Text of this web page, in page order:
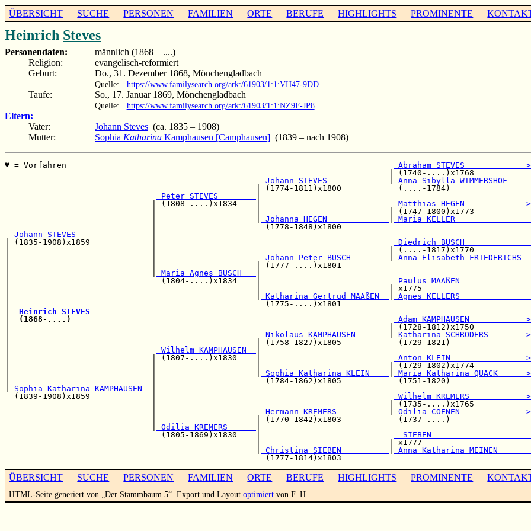
ÜBERSICHT SUCHE PERSONEN FAMILIEN ORTE BERUFE HIGHLIGHTS PROMINENTE
Heinrich Steves
Personendaten:
männlich (1868 – ....)
Religion:
evangelisch-reformiert
Geburt:
Do., 31. Dezember 1868, Mönchengladbach
Quelle: https://www.familysearch.org/ark:/61903/1:1:VH47-9DD
Taufe: So., 17. Januar 1869, Mönchengladbach
Quelle: https://www.familysearch.org/ark:/61903/1:1:NZ9F-JP8
Eltern:
Vater:
Johann Steves (ca. 1835 – 1908)
Mutter:
Sophia Katharina Kamphausen [Camphausen] (1839 – nach 1908)
♥ = Vorfahren
Abraham STEVES             >
                                                                                 | (1740-....)x1768
Johann STEVES
Anna Sibylla WIMMERSHOF
                                                     | (1774-1811)x1800            (....-1784)
Peter STEVES
                               | (1808-....)x1834    |
Matthias HEGEN             >
                               |                     |                           | (1747-1800)x1773
Johanna HEGEN
Maria KELLER
                               |                       (1778-1848)x1800
Johann STEVES
| (1835-1908)x1859             |
Diedrich BUSCH
|                              |                                                 | (....-1817)x1770
Johann Peter BUSCH
Anna Elisabeth FRIEDERICHS
|                              |                     | (1777-....)x1801
Maria Agnes BUSCH
|                                (1804-....)x1834    |
Paulus MAAßEN
|                                                    |                           | x1775
Katharina Gertrud MAAßEN
Agnes KELLERS
|                                                      (1775-....)x1801
|--Heinrich STEVES
(1868-....) Adam KAMPHAUSEN            >
|                                                                                | (1728-1812)x1750
Nikolaus KAMPHAUSEN Katharina SCHRÖDERS        >
|                                                    | (1758-1827)x1805            (1729-1821)
Wilhelm KAMPHAUSEN
|                              | (1807-....)x1830    |
Anton KLEIN                >
|                              |                     |                           | (1729-1802)x1774
Sophia Katharina KLEIN Maria Katharina QUACK      >
|                              |                       (1784-1862)x1805            (1751-1820)
Sophia Katharina KAMPHAUSEN
  (1839-1908)x1859             |
Wilhelm KREMERS            >
                               |                                                 | (1735-....)x1765
Hermann KREMERS Odilia COENEN              >
                               |                     | (1770-1842)x1803            (1737-....)
Odilia KREMERS
                                 (1805-1869)x1830    |
  SIEBEN
                                                     |                           | x1777
Christina SIEBEN
Anna Katharina MEINEN
ÜBERSICHT SUCHE PERSONEN FAMILIEN ORTE BERUFE HIGHLIGHTS PROMINENTE
HTML-Seite generiert von „Der Stammbaum 5“. Export und Layoutoptimiert von F. H.